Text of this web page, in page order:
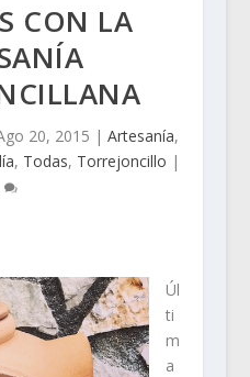
CON LA
20, 2015 |Artesanía,
, Todas, Torrejoncillo |
Úl
ti
m
a